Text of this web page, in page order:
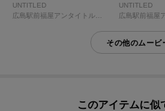
UNTITLED
UNTITLED
その他のムービ
このアイテムに似